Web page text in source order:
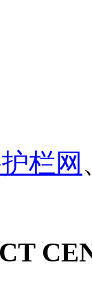
栏网